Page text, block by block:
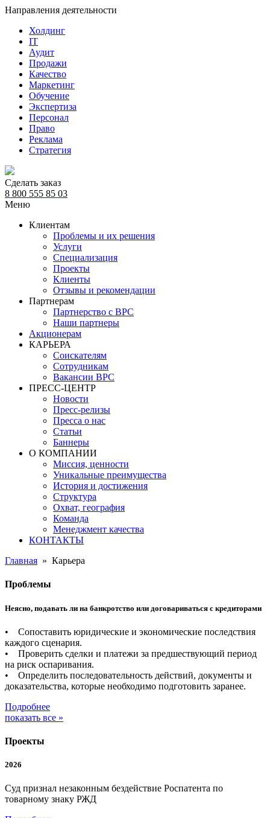
Направления деятельности
Холдинг
IT
Аудит
Продажи
Качество
Маркетинг
Обучение
Экспертиза
Персонал
Право
Реклама
Стратегия
Сделать заказ
8 800 555 85 03
Меню
Клиентам
Проблемы и их решения
Услуги
Специализация
Проекты
Клиенты
Отзывы и рекомендации
Партнерам
Партнерство с BPC
Наши партнеры
Акционерам
КАРЬЕРА
Соискателям
Сотрудникам
Вакансии BPC
ПРЕСС-ЦЕНТР
Новости
Пресс-релизы
Пресса о нас
Статьи
Баннеры
О КОМПАНИИ
Миссия, ценности
Уникальные преимущества
История и достижения
Структура
Охват, география
Команда
Менеджмент качества
КОНТАКТЫ
Главная » Карьера
Проблемы
Неясно, подавать ли на банкротство или договариваться с кредиторами
• Сопоставить юридические и экономические последствия
каждого сценария.
• Проверить сделки и платежи за предшествующий период
на риск оспаривания.
• Определить последовательность действий, документы и
доказательства, которые необходимо подготовить заранее.
Подробнее
показать все »
Проекты
2026
Суд признал незаконным бездействие Роспатента по
товарному знаку РЖД